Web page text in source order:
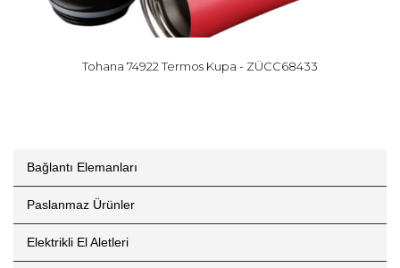
Tohana 74922 Termos Kupa - ZÜCC68433
Bağlantı Elemanları
Paslanmaz Ürünler
Elektrikli El Aletleri